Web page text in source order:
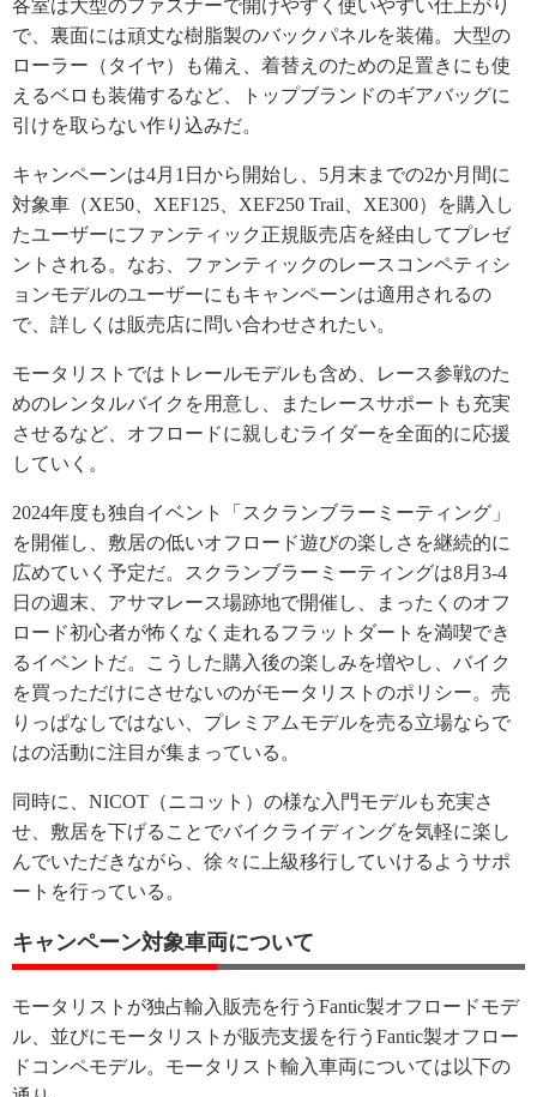
各室は大型のファスナーで開けやすく使いやすい仕上がり
で、裏面には頑丈な樹脂製のバックパネルを装備。大型の
ローラー（タイヤ）も備え、着替えのための足置きにも使
えるベロも装備するなど、トップブランドのギアバッグに
引けを取らない作り込みだ。
キャンペーンは4月1日から開始し、5月末までの2か月間に
対象車（XE50、XEF125、XEF250 Trail、XE300）を購入し
たユーザーにファンティック正規販売店を経由してプレゼ
ントされる。なお、ファンティックのレースコンペティシ
ョンモデルのユーザーにもキャンペーンは適用されるの
で、詳しくは販売店に問い合わせされたい。
モータリストではトレールモデルも含め、レース参戦のた
めのレンタルバイクを用意し、またレースサポートも充実
させるなど、オフロードに親しむライダーを全面的に応援
していく。
2024年度も独自イベント「スクランブラーミーティング」
を開催し、敷居の低いオフロード遊びの楽しさを継続的に
広めていく予定だ。スクランブラーミーティングは8月3-4
日の週末、アサマレース場跡地で開催し、まったくのオフ
ロード初心者が怖くなく走れるフラットダートを満喫でき
るイベントだ。こうした購入後の楽しみを増やし、バイク
を買っただけにさせないのがモータリストのポリシー。売
りっぱなしではない、プレミアムモデルを売る立場ならで
はの活動に注目が集まっている。
同時に、NICOT（ニコット）の様な入門モデルも充実さ
せ、敷居を下げることでバイクライディングを気軽に楽し
んでいただきながら、徐々に上級移行していけるようサポ
ートを行っている。
キャンペーン対象車両について
モータリストが独占輸入販売を行うFantic製オフロードモデ
ル、並びにモータリストが販売支援を行うFantic製オフロー
ドコンペモデル。モータリスト輸入車両については以下の